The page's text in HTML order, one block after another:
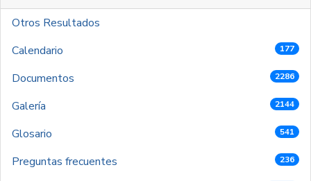
Otros Resultados
Calendario
177
Documentos 2286
Galería 2144
Glosario 541
Preguntas frecuentes 236